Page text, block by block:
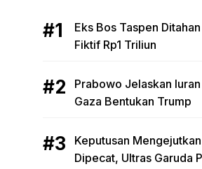
Eks Bos Taspen
Fiktif Rp1 Triliun
Prabowo Jelaskan
Gaza Bentukan Trump
Keputusan
Dipecat, Ultras Garuda